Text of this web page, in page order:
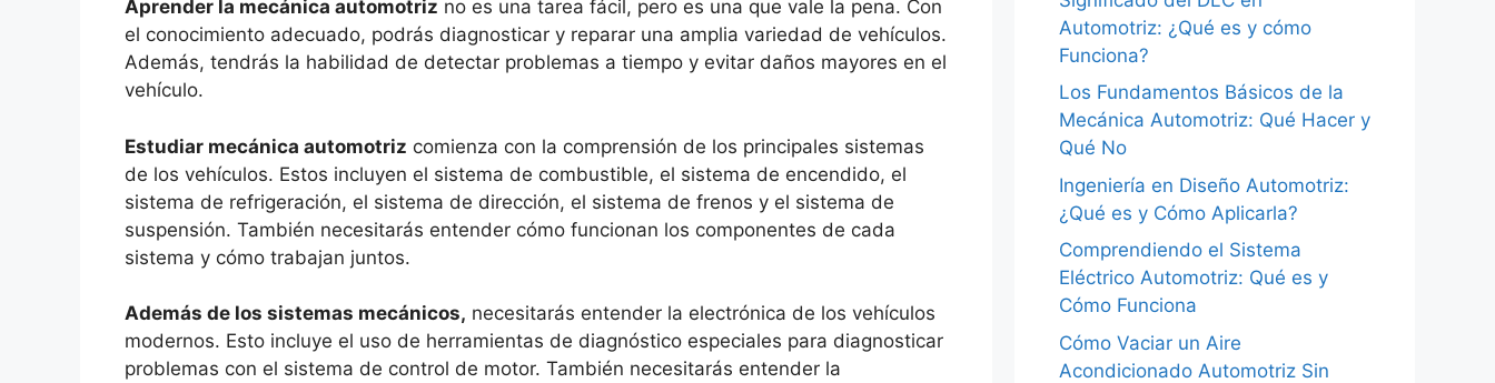
Aprender la mecánica automotriz no es una tarea fácil, pero es una que vale la pena. Con
el conocimiento adecuado, podrás diagnosticar y reparar una amplia variedad de vehículos.
Además, tendrás la habilidad de detectar problemas a tiempo y evitar daños mayores en el
vehículo.
Estudiar mecánica automotriz comienza con la comprensión de los principales sistemas
de los vehículos. Estos incluyen el sistema de combustible, el sistema de encendido, el
sistema de refrigeración, el sistema de dirección, el sistema de frenos y el sistema de
suspensión. También necesitarás entender cómo funcionan los componentes de cada
sistema y cómo trabajan juntos.
Además de los sistemas mecánicos, necesitarás entender la electrónica de los vehículos
modernos. Esto incluye el uso de herramientas de diagnóstico especiales para diagnosticar
problemas con el sistema de control de motor. También necesitarás entender la
Automotriz: ¿Qué es y cómo
Funciona?
Los Fundamentos Básicos de la
Mecánica Automotriz: Qué Hacer y
Qué No
Ingeniería en Diseño Automotriz:
¿Qué es y Cómo Aplicarla?
Comprendiendo el Sistema
Eléctrico Automotriz: Qué es y
Cómo Funciona
Cómo Vaciar un Aire
Acondicionado Automotriz Sin